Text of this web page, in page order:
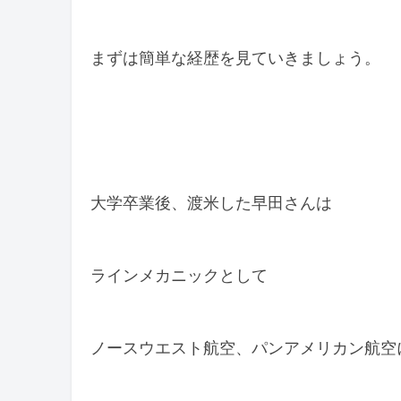
まずは簡単な経歴を見ていきましょう。
大学卒業後、渡米した早田さんは
ラインメカニックとして
ノースウエスト航空、パンアメリカン航